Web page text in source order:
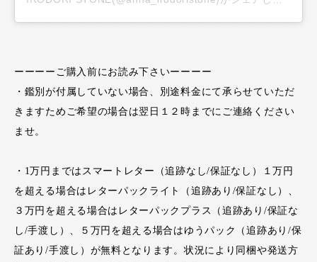
ーーーーご購入前にお読み下さいーーーー
・鑑別が付属していない場合、別途料金にて承らせていただ
きますためご希望の場合は翌日１２時までにご連絡ください
ませ。
・1万円まではスマートレター（追跡なし/保証なし）１万円
を超える場合はレターパックライト（追跡あり/保証なし）、
３万円を超える場合はレターパックプラス（追跡あり/保証な
し/手渡し）、５万円を超える場合はゆうパック（追跡あり/保
証あり/手渡し）が無料となります。状況により同梱や発送方